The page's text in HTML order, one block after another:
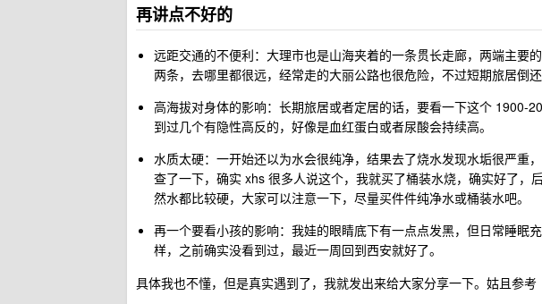
再讲点不好的
远距交通的不便利：大理市也是山海夹着的一条贯长走廊，两端主要
两条，去哪里都很远，经常走的大丽公路也很危险，不过短期旅居倒
高海拔对身体的影响：长期旅居或者定居的话，要看一下这个 1900-
到过几个有隐性高反的，好像是血红蛋白或者尿酸会持续高。
水质太硬：一开始还以为水会很纯净，结果去了烧水发现水垢很严重
查了一下，确实 xhs 很多人说这个，我就买了桶装水烧，确实好了，
然水都比较硬，大家可以注意一下，尽量买件件纯净水或桶装水吧。
再一个要看小孩的影响：我娃的眼睛底下有一点点发黑，但日常睡眠
样，之前确实没看到过，最近一周回到西安就好了。
具体我也不懂，但是真实遇到了，我就发出来给大家分享一下。姑且参考